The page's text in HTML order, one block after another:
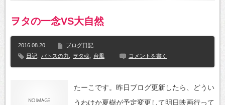
ヲタの一念VS大自然
2016.08.20
ブログ日記
日記
パトスの力 ヲタ魂 台風 コメントを書く
たーこです。昨日ブログ更新したら、どうい
うわけか夏樹が予定変更して明日映画行って